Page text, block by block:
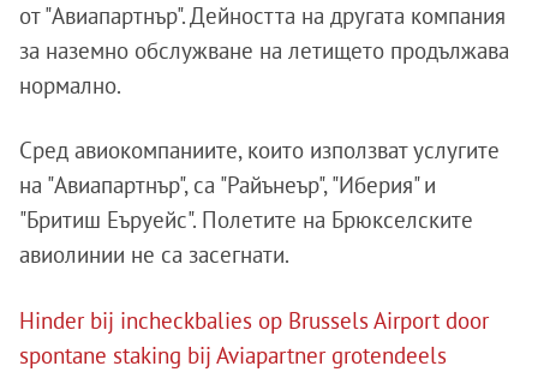
от "Aвиапартнър". Дейността на другата компания
за наземно обслужване на летището продължава
нормално.
Сред авиокомпаниите, които използват услугите
на "Aвиапартнър", са "Райънеър", "Иберия" и
"Бритиш Еъруейс". Полетите на Брюкселските
авиолинии не са засегнати.
Hinder bij incheckbalies op Brussels Airport door
spontane staking bij Aviapartner grotendeels